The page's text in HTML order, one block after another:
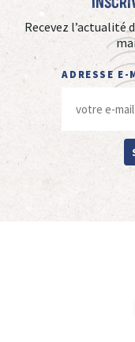
Recevez l’actualité
ADRESSE E-